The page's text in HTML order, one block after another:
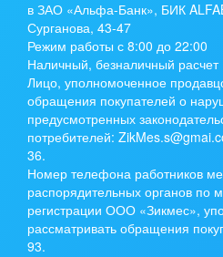
в ЗАО «Альфа-Банк», БИК
Сурганова, 43-47
Режим работы с 8:00 до 22:00
Наличный, безналичный расчет
Лицо, уполномоченное
обращения покупателей о
предусмотренных
потребителей:
36.
Номер телефона работников
распорядительных органов по
регистрации ООО «Зикмес»,
рассматривать обращения
93.